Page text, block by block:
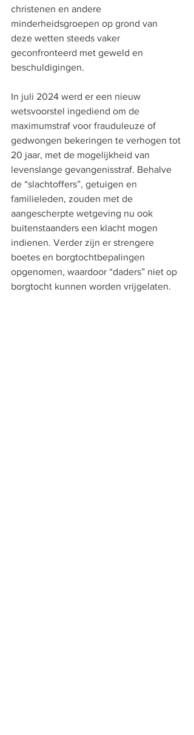
christenen en andere
minderheidsgroepen op grond van
deze wetten steeds vaker
geconfronteerd met geweld en
beschuldigingen.
In juli 2024 werd er een nieuw
wetsvoorstel ingediend om de
maximumstraf voor frauduleuze of
gedwongen bekeringen te verhogen tot
20 jaar, met de mogelijkheid van
levenslange gevangenisstraf. Behalve
de “slachtoffers”, getuigen en
familieleden, zouden met de
aangescherpte wetgeving nu ook
buitenstaanders een klacht mogen
indienen. Verder zijn er strengere
boetes en borgtochtbepalingen
opgenomen, waardoor “daders” niet op
borgtocht kunnen worden vrijgelaten.